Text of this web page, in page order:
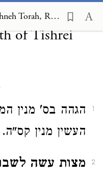
Seder Mishnah on Mishneh Torah, Rest on the Tenth of Tishrei 1:1
Torah,
of Tishrei
1
הגהה בס' מנין
העשין מנין קס"ה.
2
מצות עשה